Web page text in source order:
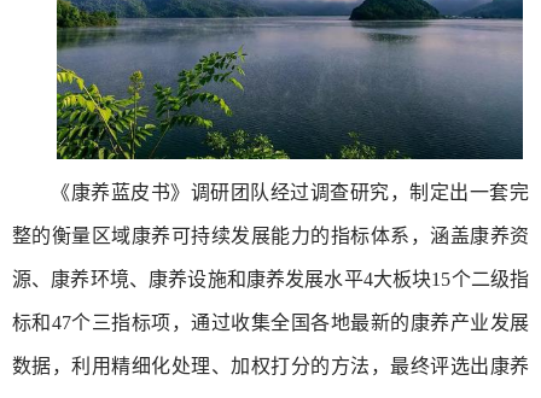
《康养蓝皮书》调研团队经过调查研究，制定出一套完
整的衡量区域康养可持续发展能力的指标体系，涵盖康养资
源、康养环境、康养设施和康养发展水平4大板块15个二级指
标和47个三指标项，通过收集全国各地最新的康养产业发展
数据，利用精细化处理、加权打分的方法，最终评选出康养